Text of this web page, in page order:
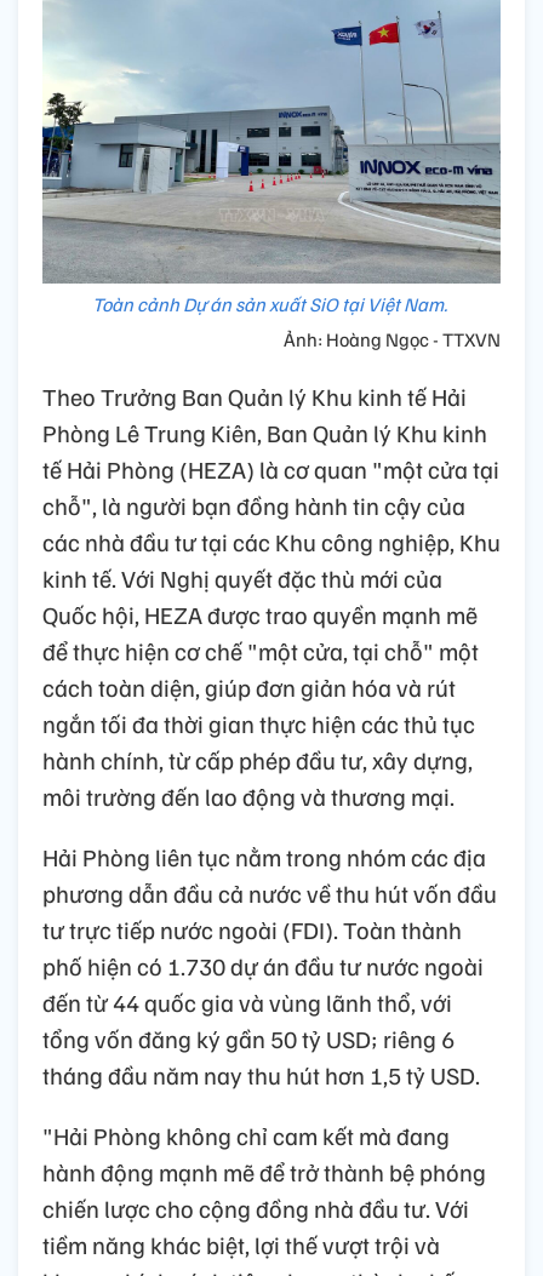
Toàn cảnh Dự án sản xuất SiO tại Việt Nam.
Ảnh: Hoàng Ngọc - TTXVN
Theo Trưởng Ban Quản lý Khu kinh tế Hải
Phòng Lê Trung Kiên, Ban Quản lý Khu kinh
tế Hải Phòng (HEZA) là cơ quan "một cửa tại
chỗ", là người bạn đồng hành tin cậy của
các nhà đầu tư tại các Khu công nghiệp, Khu
kinh tế. Với Nghị quyết đặc thù mới của
Quốc hội, HEZA được trao quyền mạnh mẽ
để thực hiện cơ chế "một cửa, tại chỗ" một
cách toàn diện, giúp đơn giản hóa và rút
ngắn tối đa thời gian thực hiện các thủ tục
hành chính, từ cấp phép đầu tư, xây dựng,
môi trường đến lao động và thương mại.
Hải Phòng liên tục nằm trong nhóm các địa
phương dẫn đầu cả nước về thu hút vốn đầu
tư trực tiếp nước ngoài (FDI). Toàn thành
phố hiện có 1.730 dự án đầu tư nước ngoài
đến từ 44 quốc gia và vùng lãnh thổ, với
tổng vốn đăng ký gần 50 tỷ USD; riêng 6
tháng đầu năm nay thu hút hơn 1,5 tỷ USD.
"Hải Phòng không chỉ cam kết mà đang
hành động mạnh mẽ để trở thành bệ phóng
chiến lược cho cộng đồng nhà đầu tư. Với
tiềm năng khác biệt, lợi thế vượt trội và